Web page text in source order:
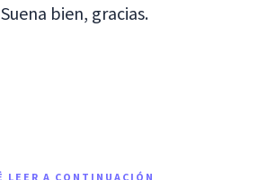
Suena bien, gracias.
LEER A CONTINUACIÓN